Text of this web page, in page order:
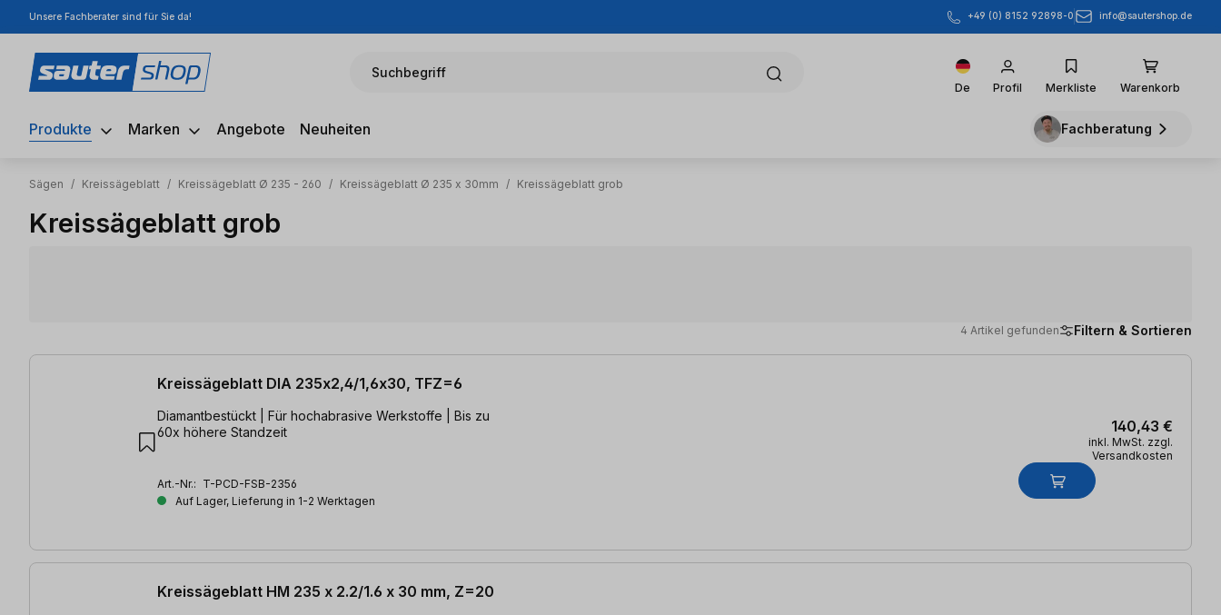
Hauptinhalt springen
Zur Suche springen
Zur Hauptnavigation springen
Unsere Fachberater sind für Sie da! +49 (0) 8152 92898-0 info@sautershop.de
Suchbegriff
De Profil Merkliste Warenkorb
Produkte Marken Angebote Neuheiten Fachberatung
Sägen / Kreissägeblatt / Kreissägeblatt Ø 235 - 260 / Kreissägeblatt Ø 235 x 30mm / Kreissägeblatt grob
Kreissägeblatt grob
4 Artikel gefunden Filtern & Sortieren
4 Artikel gefunden
Kreissägeblatt DIA 235x2,4/1,6x30, TFZ=6
Diamantbestückt | Für hochabrasive Werkstoffe | Bis zu
60x höhere Standzeit
Art.-Nr.: T-PCD-FSB-2356
Auf Lager, Lieferung in 1-2 Werktagen
140,43 €
inkl. MwSt. zzgl.
Versandkosten
Kreissägeblatt HM 235 x 2.2/1.6 x 30 mm, Z=20